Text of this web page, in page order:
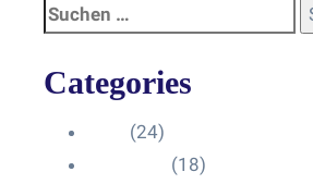
Categories
(24)
(18)